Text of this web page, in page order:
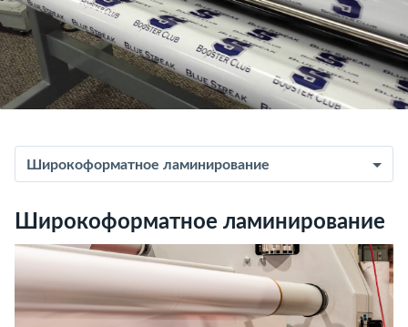
Широкоформатное ламинирование
Широкоформатное ламинирование